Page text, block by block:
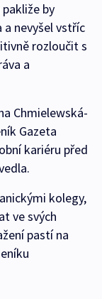
by
a nevyšel vstříc
rozloučit s
a
Chmielewská-
Gazeta
kariéru před
kolegy,
ve svých
pastí na